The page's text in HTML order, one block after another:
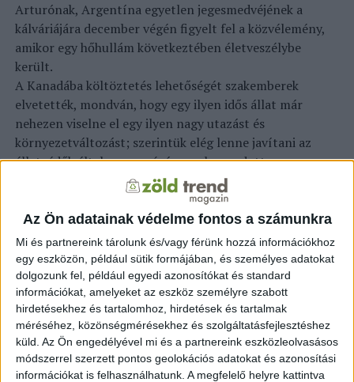
Az Ön adatainak védelme fontos a számunkra
Mi és partnereink tárolunk és/vagy férünk hozzá információkhoz
egy eszközön, például sütik formájában, és személyes adatokat
dolgozunk fel, például egyedi azonosítókat és standard
információkat, amelyeket az eszköz személyre szabott
hirdetésekhez és tartalomhoz, hirdetések és tartalmak
méréséhez, közönségmérésekhez és szolgáltatásfejlesztéshez
küld. Az Ön engedélyével mi és a partnereink eszközleolvasásos
módszerrel szerzett pontos geolokációs adatokat és azonosítási
információkat is felhasználhatunk. A megfelelő helyre kattintva
Arturónak, Argentína egyetlen jegesmedvéjének a
kálváriájára december végén figyelt fel a közvélemény,
amikor egy hőhullám következtében életveszélybe
került.
A Kanadába költöztetés lehetőségét szakemberek
elvetették, mondván, hogy egy ilyen idős állat már
nehezen viselne el egy ilyen nagy utazást és
környezetváltozást; szerintük elég lenne javítani az
állatvédők által nyomorúságosnak mondott
életfeltételein Mendozában.
Egy szakértői bizottság alapos vizsgálattal azt is
megállapította, hogy a korával járó egészségi
problémákon túl Arturónak nincs semmi különösebb
baja. A jegesmedvék átlagosan 25-30 évig élnek.
Cher felszólította követőit a Twitteren, hogy terjesszék
a mendozai jegesmedve „kínzásának” hírét, és más
hírességeket is a medvementő kampányhoz való
csatlakozásra buzdított.